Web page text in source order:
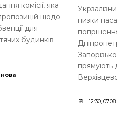
комісії, яка
щодо
для
будинків
низки
погіршення
прямують до
12:30,